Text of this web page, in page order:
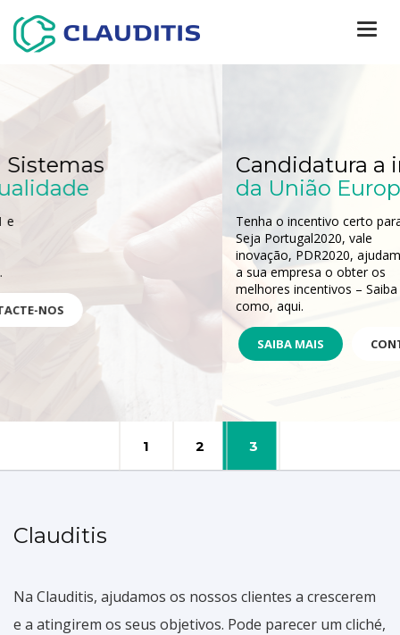
Candidatura a incentivos
da União Europeia
Tenha o incentivo certo para si.
Seja Portugal2020, vale
a sua empresa o obter os
melhores incentivos – Saiba
como, aqui.
CONTACTE-NOS
1 2 3
Clauditis
Na Clauditis, ajudamos os nossos clientes a crescerem
e a atingirem os seus objetivos. Pode parecer um cliché,